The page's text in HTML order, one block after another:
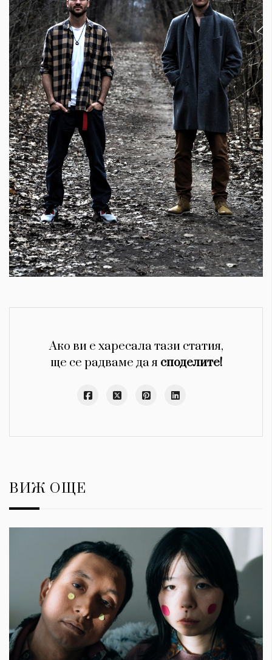
Ако ви е харесала тази статия,
ще се радваме да я споделите!
ВИЖ ОЩЕ